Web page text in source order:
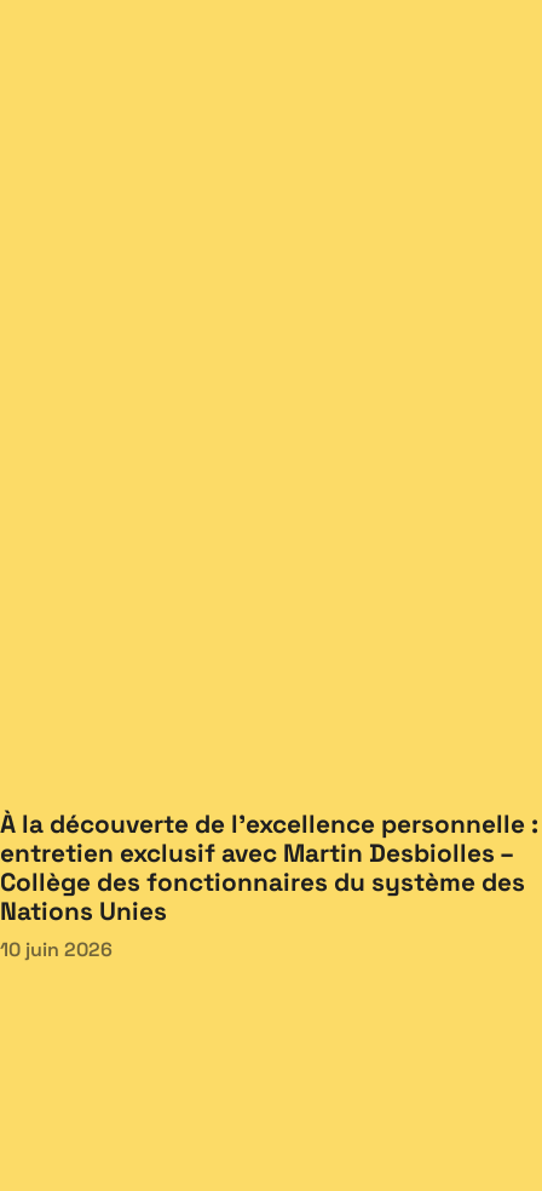
À la découverte de l’excellence personnelle :
entretien exclusif avec Martin Desbiolles –
Collège des fonctionnaires du système des
Nations Unies
10 juin 2026